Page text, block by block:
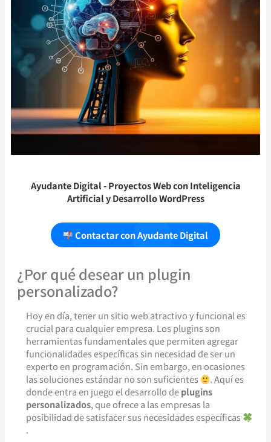
Ayudante Digital- Proyectos Web con Inteligencia
Artificial y Desarrollo WordPress
Contactar con Ayudante Digital
¿Por qué desear un plugin
personalizado?
Hoy en día, tener un sitio web atractivo y funcional es
crucial para cualquier empresa. Los plugins son
herramientas fundamentales que permiten agregar
funcionalidades específicas sin necesidad de ser un
experto en programación. Sin embargo, en ocasiones
las soluciones estándar no son suficientes
. Aquí es
donde entra en juego el desarrollo deplugins
personalizados, que ofrece a las empresas la
posibilidad de satisfacer sus necesidades específicas
.